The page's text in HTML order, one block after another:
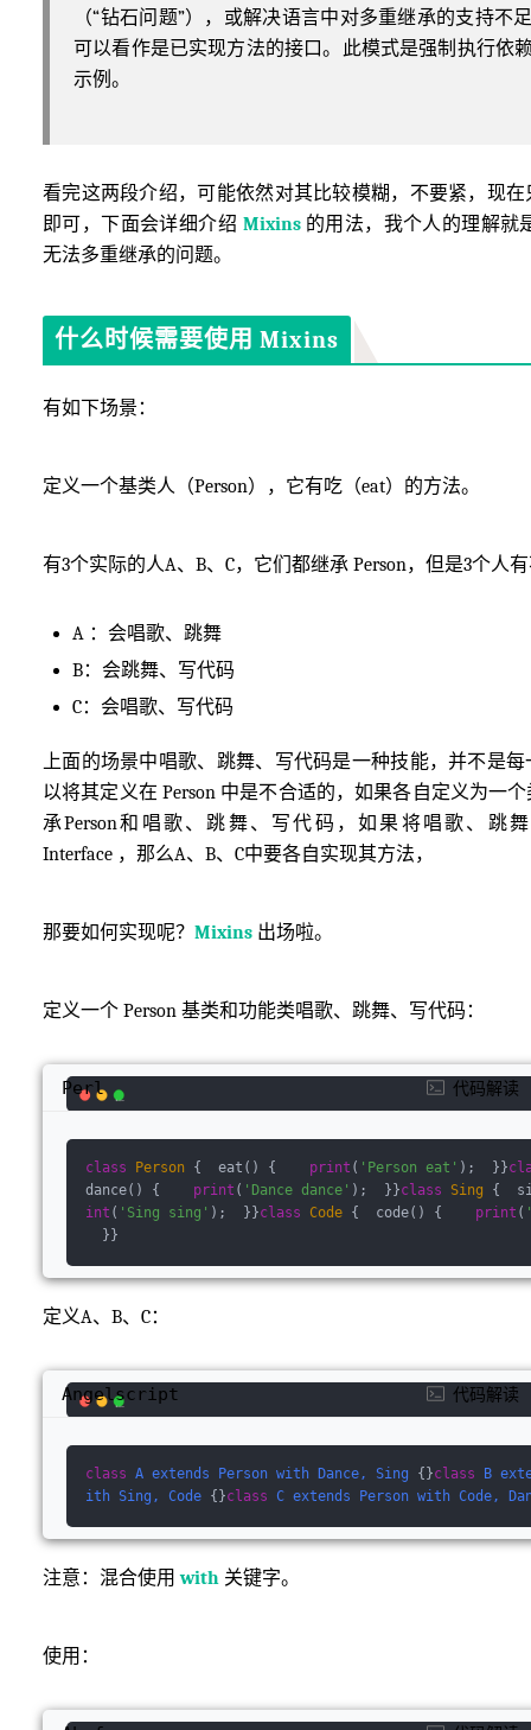
（“钻石问题”），或解决语言中对多重继承的支持不
可以看作是已实现方法的接口。此模式是强制执行依
示例。
看完这两段介绍，可能依然对其比较模糊，不要紧，现
即可，下面会详细介绍 Mixins的用法，我个人的理解就
无法多重继承的问题。
什么时候需要使用 Mixins
有如下场景：
定义一个基类人（Person），它有吃（eat）的方法。
有3个实际的人A、B、C，它们都继承 Person，但是3个人
A ：会唱歌、跳舞
B：会跳舞、写代码
C：会唱歌、写代码
上面的场景中唱歌、跳舞、写代码是一种技能，并不是
以将其定义在 Person 中是不合适的，如果各自定义为一
承Person和唱歌、跳舞、写代码，如果将唱歌、跳
Interface ，那么A、B、C中要各自实现其方法，
那要如何实现呢？ Mixins 出场啦。
定义一个 Person 基类和功能类唱歌、跳舞、写代码：
class Person {  eat() { print ( 'Person eat' );  }}
dance() { print ( 'Dance dance' );  }}class Sing
{
int ( 'Sing sing' );  }}class Code {  code() { print (
}}
Perl 代码解读
定义A、B、C：
class A extends Person with Dance, Sing {}class B
ith Sing, Code {}class C extends Person with Code,
Angelscript 代码解读
注意：混合使用with 关键字。
使用：